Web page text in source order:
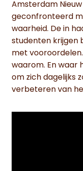
Amsterdam
geconfronteerd
waarheid. De in
studenten krijgen
met
waarom. En waar
om zich dagelijks
verbeteren van